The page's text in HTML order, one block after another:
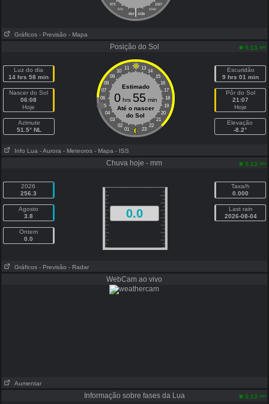
973
1027
970
1030
|
964 1036
Gráficos - Previsão - Mapa
Posição do Sol 5:13 am
Luz do dia
14 hrs 58 min
Nascer do Sol
06:08
Hoje
Azimute
51.5° NL
11 13
10
14
09
15
08
16
07
17
06
18
05
19
04
20
03
21
02
22
01 23
Estimado
0hrs 55min
Até o nascer
do Sol
Escuridão
9 hrs 01 min
Pôr do Sol
21:07
Hoje
Elevação
-8.2°
Info Lua - Aurora - Meteoros - Mapa - ISS
Chuva hoje - mm 5:13 am
2026
256.3
Agosto
3.8
Ontem
0.0
0.0
Taxa/h
0.000
Last rain
2026-08-04
Gráficos - Previsão - Radar
WebCam ao vivo
Aumentar
Informação sobre fases da Lua 5:13 am